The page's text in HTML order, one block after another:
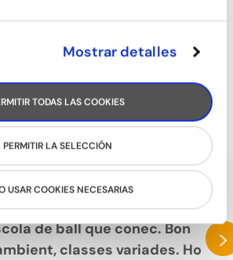
Mostrar detalles
TODAS LAS COOKIES
PERMITIR LA SELECCIÓN
USAR COOKIES NECESARIAS
de ball que conec. Bon
classes variades. Ho
>